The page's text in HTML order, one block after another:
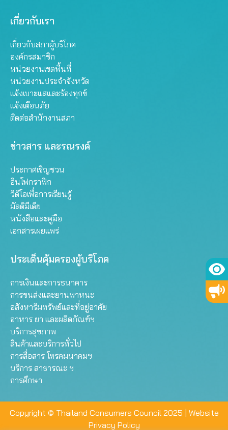
เกี่ยวกับเรา
เกี่ยวกับสภาผู้บริโภค
องค์กรสมาชิก
หน่วยงานเขตพื้นที่
หน่วยงานประจำจังหวัด
แจ้งเบาะแสและร้องทุกข์
แจ้งเตือนภัย
ติดต่อสำนักงานสภา
ข่าวสาร และรณรงค์
ประกาศเชิญชวน
อินโฟกราฟิก
วิดีโอเพื่อการเรียนรู้
มัลติมีเดีย
หนังสือและคู่มือ
เอกสารเผยแพร่
ประเด็นคุ้มครองผู้บริโภค
การเงินและการธนาคาร
การขนส่งและยานพาหนะ
อสังหาริมทรัพย์และที่อยู่อาศัย
อาหาร ยา และผลิตภัณฑ์ฯ
บริการสุขภาพ
สินค้าและบริการทั่วไป
การสื่อสาร โทรคมนาคมฯ
บริการ สาธารณะ ฯ
การศึกษา
Copyright © Thailand Consumers Council 2025 | Website
Privacy Policy